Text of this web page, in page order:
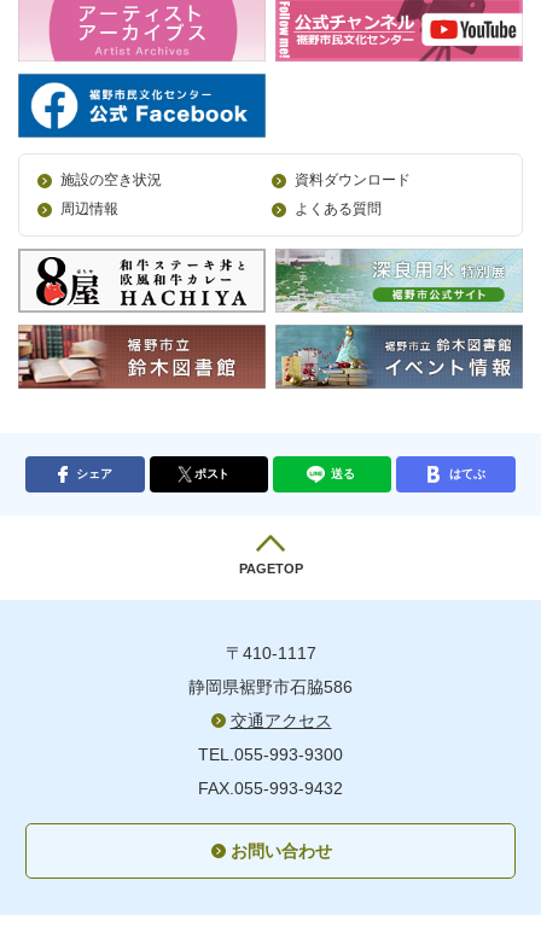
施設の空き状況
資料ダウンロード
周辺情報
よくある質問
シェア ポスト 送る はてぶ
PAGETOP
〒410-1117
静岡県裾野市石脇586
交通アクセス
TEL.055-993-9300
FAX.055-993-9432
お問い合わせ